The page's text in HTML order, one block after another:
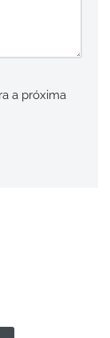
a próxima